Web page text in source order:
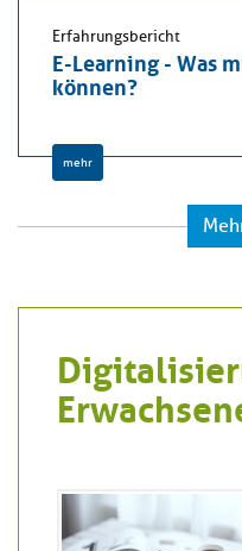
Erfahrungsbericht
E-Learning - Was
können?
mehr